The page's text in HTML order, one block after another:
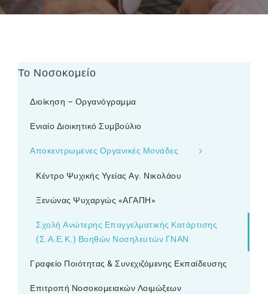
Το Νοσοκομείο
Διοίκηση – Οργανόγραμμα
Ενιαίο Διοικητικό Συμβούλιο
Αποκεντρωμένες Οργανικές Μονάδες
Κέντρο Ψυχικής Υγείας Αγ. Νικολάου
Ξενώνας Ψυχαργώς «ΑΓΑΠΗ»
Σχολή Ανώτερης Επαγγελματικής Κατάρτισης
(Σ.Α.Ε.Κ.) Βοηθών Νοσηλευτών ΓΝΑΝ
Γραφείο Ποιότητας & Συνεχιζόμενης Εκπαίδευσης
Επιτροπή Νοσοκομειακών Λοιμώξεων